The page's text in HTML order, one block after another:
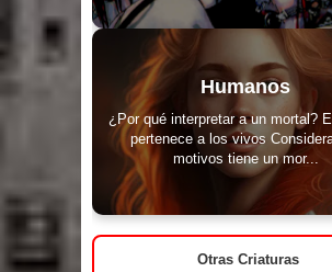
Humanos
¿Por qué interpretar a un mortal?
pertenece a los vivos
motivos tiene un mor...
Otras Criaturas